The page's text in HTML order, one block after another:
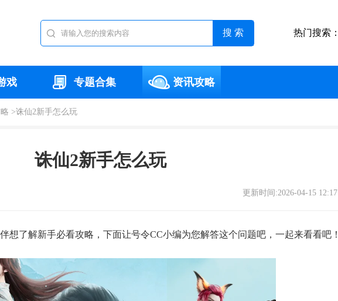
热门搜索：
戏 专题合集 资讯攻略
>诛仙2新手怎么玩
诛仙2新手怎么玩
更新时间:2026-04-15 12:17
想了解新手必看攻略，下面让号令CC小编为您解答这个问题吧，一起来看看吧！